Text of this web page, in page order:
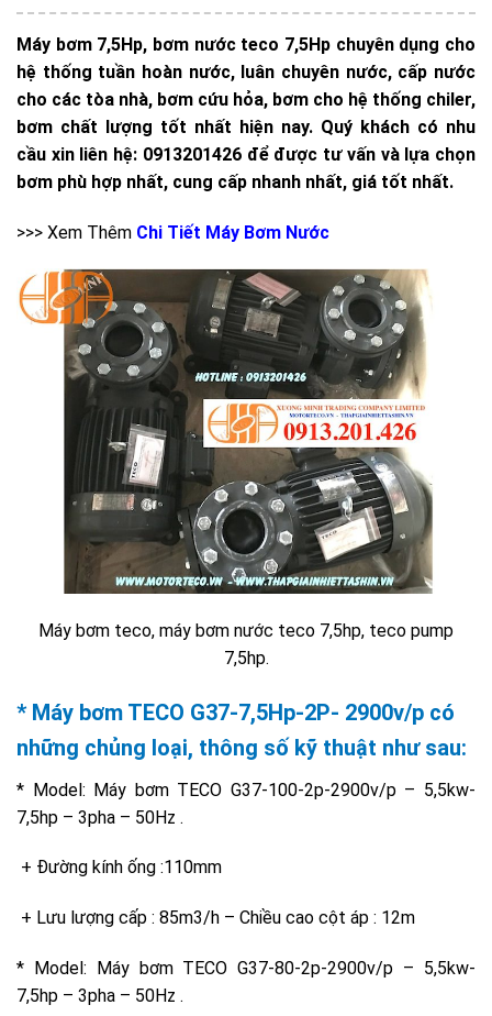
Máy bơm 7,5Hp, bơm nước teco 7,5Hp chuyên dụng cho
hệ thống tuần hoàn nước, luân chuyên nước, cấp nước
cho các tòa nhà, bơm cứu hỏa, bơm cho hệ thống chiler,
bơm chất lượng tốt nhất hiện nay. Quý khách có nhu
cầu xin liên hệ: 0913201426 để được tư vấn và lựa chọn
bơm phù hợp nhất, cung cấp nhanh nhất, giá tốt nhất.
>>> Xem Thêm Chi Tiết Máy Bơm Nước
Máy bơm teco, máy bơm nước teco 7,5hp, teco pump
7,5hp.
* Máy bơm TECO G37-7,5Hp-2P- 2900v/p có
những chủng loại, thông số kỹ thuật như sau:
* Model: Máy bơm TECO G37-100-2p-2900v/p – 5,5kw-
7,5hp – 3pha – 50Hz .
+ Đường kính ống :110mm
+ Lưu lượng cấp : 85m3/h – Chiều cao cột áp : 12m
* Model: Máy bơm TECO G37-80-2p-2900v/p – 5,5kw-
7,5hp – 3pha – 50Hz .